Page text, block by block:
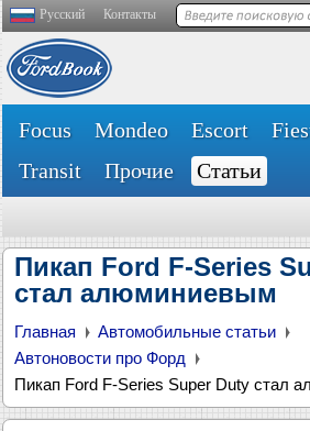
Русский Контакты
Focus Mondeo Escort
Transit
Прочие Статьи
Пикап Ford F-Series
стал алюминиевым
Главная
Автомобильные статьи
Автоновости про Форд
Пикап Ford F-Series Super Duty стал